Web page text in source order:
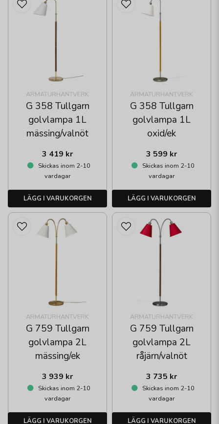
ARMATURHANTVERK
G 358 Tullgarn
golvlampa 1L
mässing/valnöt
3 419 kr
Skickas inom 2-10
vardagar
LÄGG I VARUKORGEN
ARMATURHANTVERK
G 358 Tullgarn
golvlampa 1L
oxid/ek
3 599 kr
Skickas inom 2-10
vardagar
LÄGG I VARUKORGEN
ARMATURHANTVERK
G 759 Tullgarn
golvlampa 2L
mässing/ek
3 939 kr
Skickas inom 2-10
vardagar
LÄGG I VARUKORGEN
ARMATURHANTVERK
G 759 Tullgarn
golvlampa 2L
råjärn/valnöt
3 735 kr
Skickas inom 2-10
vardagar
LÄGG I VARUKORGEN